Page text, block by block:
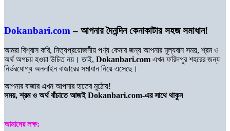
Dokanbari.com – আপনার দৈনন্দিন কেনাকাটার সহজ সমাধান!
আমরা বিশ্বাস করি, নিত্যপ্রয়োজনীয় পণ্য কেনার জন্য আপনার মূল্যবান সময়, শ্রম ও
অর্থ অপচয় হওয়া উচিত নয়। তাই, Dokanbari.com এখন ফরিদপুর শহরের জন্য
নির্ভরযোগ্য অনলাইন বাজারের সমাধান নিয়ে এসেছে।
আপনার বাজার এখন আপনার হাতের মুঠোয়!
সময়, শ্রম ও অর্থ বাঁচাতে আজই Dokanbari.com-এর সাথে থাকুন
আমাদের লক্ষ: